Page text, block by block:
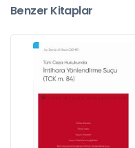
Benzer Kitaplar